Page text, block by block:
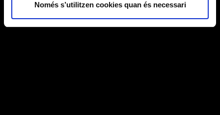
Només s’utilitzen cookies quan és necessari